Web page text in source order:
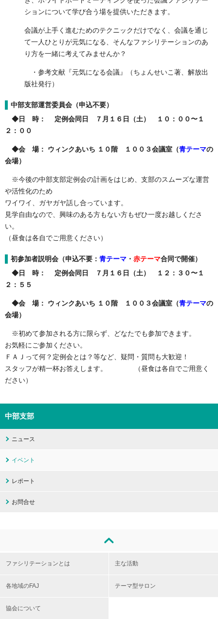
ションについて学び合う場を提供いただきます。
会議が上手く進むためのテクニックだけでなく、会議を通じ
て一人ひとりが元気になる、そんなファシリテーションのあ
り方を一緒に考えてみませんか？
・参考文献『元気になる会議』（ちょんせいこ著、解放出
版社発行）
中部支部運営委員会（申込不要）
◆日 時： 定例会同日 ７月１６日（土） １０：００〜１
２：００
◆会 場： ウィンクあいち １０階 １００３会議室（青テーマの
会場）
※今後の中部支部定例会の計画をはじめ、支部のスムーズな運営
や活性化のため
ワイワイ、ガヤガヤ話し合っています。
見学自由なので、興味のある方もない方もぜひ一度お越しくださ
い。
（昼食は各自でご用意ください）
初参加者説明会（申込不要： 青テーマ・ 赤テーマ合同で開催）
◆日 時： 定例会同日 ７月１６日（土） １２：３０〜１
２：５５
◆会 場： ウィンクあいち １０階 １００３会議室（青テーマの
会場）
※初めて参加される方に限らず、どなたでも参加できます。
お気軽にご参加ください。
ＦＡＪって何？定例会とは？等など、疑問・質問も大歓迎！
スタッフが精一杯お答えします。 （昼食は各自でご用意く
ださい）
中部支部
ニュース
イベント
レポート
お問合せ
ファシリテーションとは 主な活動
各地域のFAJ テーマ型サロン
協会について